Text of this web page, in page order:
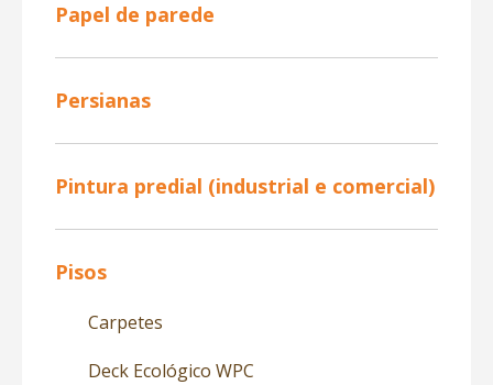
Papel de parede
Persianas
Pintura predial (industrial e comercial)
Pisos
Carpetes
Deck Ecológico WPC